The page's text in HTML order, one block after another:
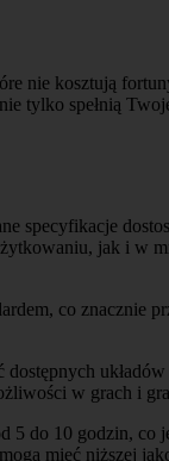
nie kosztują
tylko spełnią
specyfikacje
jak i w
co znacznie
dostępnych
w grach i
5 do 10 godzin,
mieć niższej